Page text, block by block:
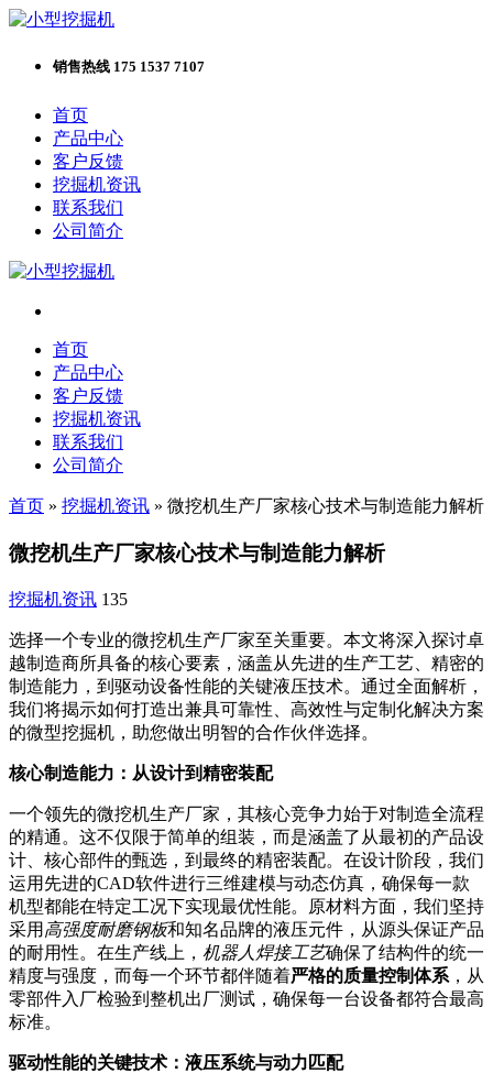
销售热线 175 1537 7107
首页
产品中心
客户反馈
挖掘机资讯
联系我们
公司简介
首页
产品中心
客户反馈
挖掘机资讯
联系我们
公司简介
首页 » 挖掘机资讯 » 微挖机生产厂家核心技术与制造能力解析
微挖机生产厂家核心技术与制造能力解析
挖掘机资讯 135
选择一个专业的微挖机生产厂家至关重要。本文将深入探讨卓
越制造商所具备的核心要素，涵盖从先进的生产工艺、精密的
制造能力，到驱动设备性能的关键液压技术。通过全面解析，
我们将揭示如何打造出兼具可靠性、高效性与定制化解决方案
的微型挖掘机，助您做出明智的合作伙伴选择。
核心制造能力：从设计到精密装配
一个领先的微挖机生产厂家，其核心竞争力始于对制造全流程
的精通。这不仅限于简单的组装，而是涵盖了从最初的产品设
计、核心部件的甄选，到最终的精密装配。在设计阶段，我们
运用先进的CAD软件进行三维建模与动态仿真，确保每一款
机型都能在特定工况下实现最优性能。原材料方面，我们坚持
采用 高强度耐磨钢板和知名品牌的液压元件，从源头保证产品
的耐用性。在生产线上， 机器人焊接工艺确保了结构件的统一
精度与强度，而每一个环节都伴随着严格的质量控制体系 ，从
零部件入厂检验到整机出厂测试，确保每一台设备都符合最高
标准。
驱动性能的关键技术：液压系统与动力匹配